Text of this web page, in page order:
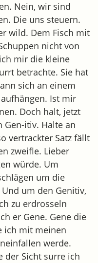
Nein, wir sind
Die uns steuern.
wild. Dem Fisch mit
nicht von
mir die kleine
betrachte. Sie hat
sich an einem
Ist mir
Doch halt, jetzt
Gen-itiv. Halte an
vertrackter Satz fällt
zweifle. Lieber
würde. Um
um die
um den Genitiv,
zu erdrosseln
er Gene. Gene die
ich mit meinen
werde.
der Sicht surre ich